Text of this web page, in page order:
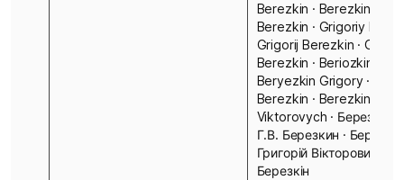
Berezkin · Berezkin G.V.
Berezkin · Grigoriy
Grigorij Berezkin ·
Berezkin · Beriozkin
Beryezkin Grigory ·
Berezkin · Berezkin
Viktorovych · Березкин
Г.В. Березкин · Березкін
Григорій Вікторович ·
Березкін